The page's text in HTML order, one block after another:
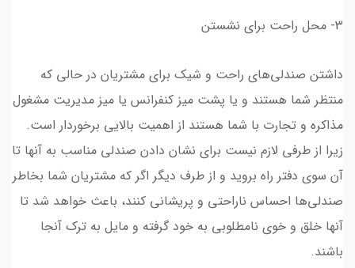
3- محل راحت برای نشستن
داشتن صندلی‌های راحت و شیک برای مشتریان در حالی که
منتظر شما هستند و یا پشت میز کنفرانس یا میز مدیریت مشغول
مذاکره و تجارت با شما هستند از اهمیت بالایی برخوردار است.
زیرا از طرفی لازم نیست برای نشان دادن صندلی مناسب به آنها تا
آن سوی دفتر راه بروید و از طرف دیگر اگر که مشتریان شما بخاطر
صندلی‌ها احساس ناراحتی و پریشانی کنند، باعث خواهد شد تا
آنها خلق و خوی نامطلوبی به خود گرفته و مایل به ترک آنجا
باشند.